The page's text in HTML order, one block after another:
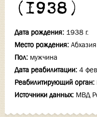
(1938)
Дата рождения: 1938 г.
Место рождения: Абхазия
Пол: мужчина
Дата реабилитации: 4
Реабилитирующий орган:
Источники данных: МВД